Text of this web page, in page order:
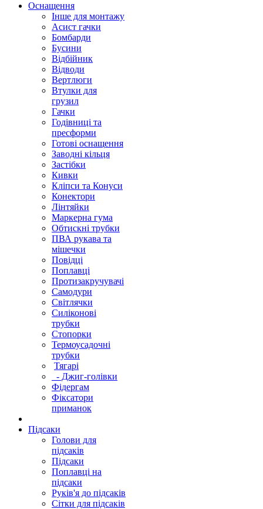
Оснащення
Інше для монтажу
Асист гачки
Бомбарди
Бусини
Відбійник
Відводи
Вертлюги
Втулки для
грузил
Гачки
Годівниці та
пресформи
Готові оснащення
Заводні кільця
Застібки
Кивки
Кліпси та Конуси
Конектори
Лінтяйки
Маркерна гума
Обтискні трубки
ПВА рукава та
мішечки
Повідці
Поплавці
Протизакручувачі
Самодури
Світлячки
Силіконові
трубки
Стопорки
Термоусадочні
трубки
Тягарі
- Джиг-голівки
Фідергам
Фіксатори
приманок
Підсаки
Голови для
підсаків
Підсаки
Поплавці на
підсаки
Руків'я до підсаків
Сітки для підсаків